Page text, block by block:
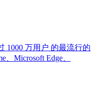
1000 万用户 的最流行的
Microsoft Edge、